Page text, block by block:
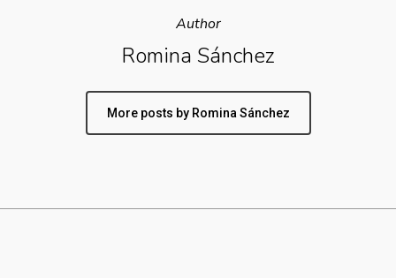
Author
Romina Sánchez
More posts by Romina Sánchez